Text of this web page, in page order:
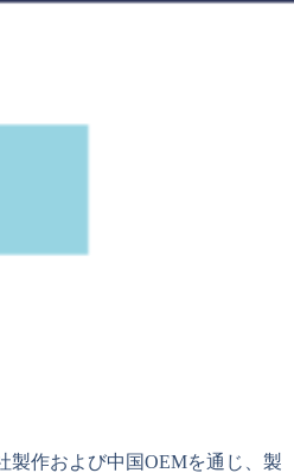
製作および中国OEMを通じ、製